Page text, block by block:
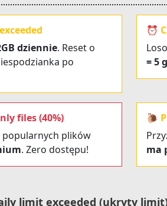
dziennie. Reset o
po
⏰
= 5
files (40%)
popularnych plików
. Zero dostępu!
🐌
ma
limit exceeded (ukryty